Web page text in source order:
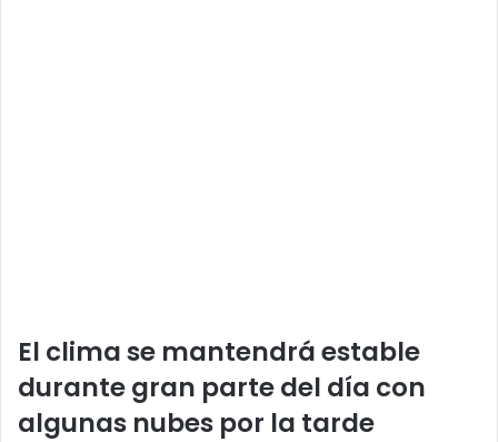
El clima se mantendrá estable
durante gran parte del día con
algunas nubes por la tarde